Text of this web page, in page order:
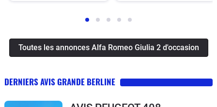
Toutes les annonces Alfa Romeo Giulia 2 d'occasion
DERNIERS AVIS GRANDE BERLINE